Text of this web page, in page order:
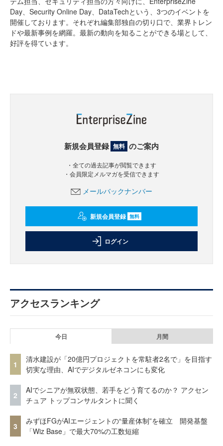
Day、Security Online Day、DataTechという、3つのイベントを
開催しております。それぞれ編集部独自の切り口で、業界トレン
ドや最新事例を網羅。最新の動向を知ることができる場として、
好評を得ています。
新規会員登録 無料 のご案内
・全ての過去記事が閲覧できます
・会員限定メルマガを受信できます
メールバックナンバー
新規会員登録 無料
ログイン
アクセスランキング
今日 月間
1
清水建設が「20億円プロジェクトを常駐者2名で」を目指す
切実な理由、AIでデジタルゼネコンにも変化
2
AIでシニアが無双状態、若手をどう育てるのか？ アクセン
チュア トップコンサルタントに聞く
3
みずほFGがAIエージェントの“量産体制”を確立 開発基盤
「Wiz Base」で最大70%の工数短縮